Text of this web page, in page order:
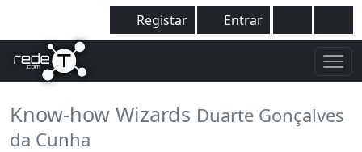
Registar Entrar
Know-how Wizards Duarte Gonçalves
da Cunha